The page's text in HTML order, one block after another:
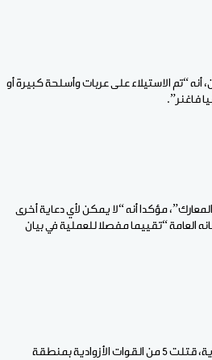
“تم الاستيلاء على عربات وأسلحة كبيرة أو
فاغنر”.
مؤكدا أنه “لا يمكن لأي دعاية أخرى
العامة “تقييما مفصلا للعملية في بيان
وكانت هيئة الأركان العامة للقوات المسلحة المالية قد أعلنت البارحة أن ناقلاتها الجوية، قتلت 5 من القوات الأزوادية بمنطقة